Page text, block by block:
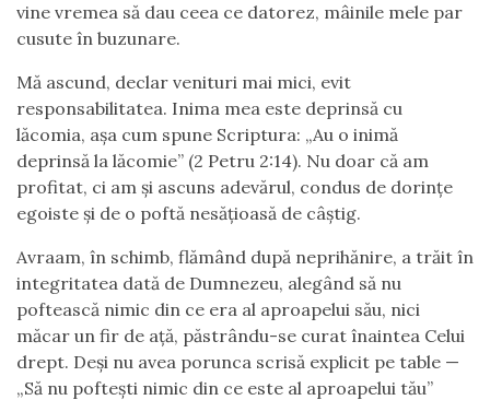
vine vremea să dau ceea ce datorez, mâinile mele par
cusute în buzunare.
Mă ascund, declar venituri mai mici, evit
responsabilitatea. Inima mea este deprinsă cu
lăcomia, așa cum spune Scriptura: „Au o inimă
deprinsă la lăcomie” (2 Petru 2:14). Nu doar că am
profitat, ci am și ascuns adevărul, condus de dorințe
egoiste și de o poftă nesățioasă de câștig.
Avraam, în schimb, flămând după neprihănire, a trăit în
integritatea dată de Dumnezeu, alegând să nu
poftească nimic din ce era al aproapelui său, nici
măcar un fir de ață, păstrându-se curat înaintea Celui
drept. Deși nu avea porunca scrisă explicit pe table —
„Să nu poftești nimic din ce este al aproapelui tău”